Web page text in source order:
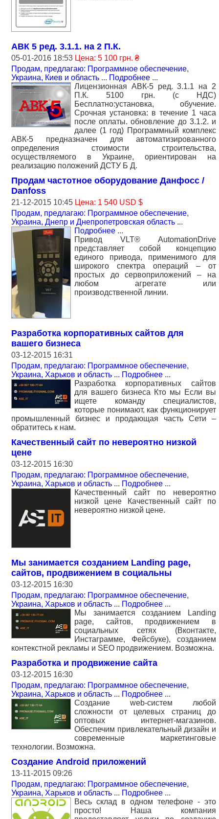
АВК 5 ред. 3.1.1. на 2 П.К.
05-01-2016 18:53 Цена: 5 100 грн. ₴
Продам, предлагаю: Программное обеспечение,
Украина, Киев и область ... Подробнее ...
Лицензионная АВК-5 ред. 3.1.1 на 2
П.К. 5100 грн. (с НДС)
Бесплатно:установка, обучение.
Срочная установка: в течение 1 часа
после оплаты. обновление до 3.1.2. и
далее (1 год) Программный комплекс
АВК-5 предназначен для автоматизированного
определения стоимости строительства,
осуществляемого в Украине, ориентирован на
реализацию положений ДСТУ Б Д.
Продам частотное оборудование Данфосс /
Danfoss
21-12-2015 10:45 Цена: 1 540 USD $
Продам, предлагаю: Программное обеспечение,
Украина, Днепр и Днепропетровская область ...
Подробнее ...
Привод VLT® AutomationDrive
представляет собой концепцию
единого привода, применимого для
широкого спектра операций – от
простых до сервоприложений – на
любом агрегате или
производственной линии.
Разработка корпоративных сайтов для
вашего бизнеса
03-12-2015 16:31
Продам, предлагаю: Программное обеспечение,
Украина, Харьков и область ... Подробнее ...
Разработка корпоративных сайтов
для вашего бизнеса Кто мы Если вы
ищете команду специалистов,
которые понимают, как функционирует
промышленный бизнес и продающая часть Сети –
обратитесь к нам.
Качественный сайт по невероятно низкой
цене
03-12-2015 16:30
Продам, предлагаю: Программное обеспечение,
Украина, Харьков и область ... Подробнее ...
Качественный сайт по невероятно
низкой цене Качественный сайт по
невероятно низкой цене.
Мы занимается созданием Landing page,
сайтов, продвижением в социальны
03-12-2015 16:30
Продам, предлагаю: Программное обеспечение,
Украина, Харьков и область ... Подробнее ...
Мы занимается созданием Landing
page, сайтов, продвижением в
социальных сетях (Вконтакте,
Инстаграмме, Фейсбуке), созданием
контекстной рекламы и SЕО продвижением. Возможна.
Разработка и продвижение сайта
03-12-2015 16:30
Продам, предлагаю: Программное обеспечение,
Украина, Харьков и область ... Подробнее ...
Создание web-систем любой
сложности от целевых страниц до
оптовых интернет-магазинов.
Обеспечим привлекательный дизайн и
современные маркетинговые
технологии. Возможна.
Создание Android приложений
13-11-2015 09:26
Продам, предлагаю: Программное обеспечение,
Украина, Харьков и область ... Подробнее ...
Весь склад в одном телефоне - это
просто! Наша компания